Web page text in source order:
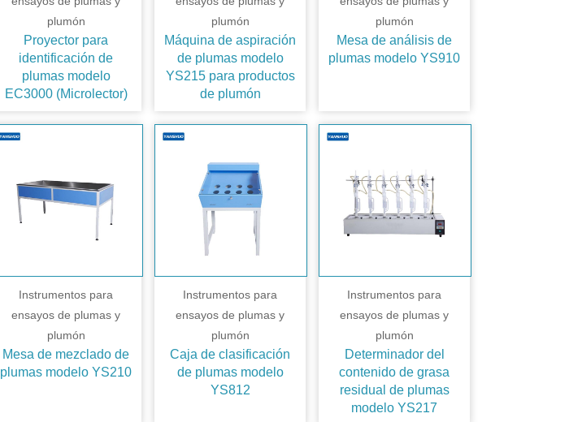
plumón
Proyector para
identificación de
plumas modelo
EC3000 (Microlector)
plumón
Máquina de aspiración
de plumas modelo
YS215 para productos
de plumón
plumón
Mesa de análisis de
plumas modelo YS910
Instrumentos para
ensayos de plumas y
plumón
Mesa de mezclado de
plumas modelo YS210
Instrumentos para
ensayos de plumas y
plumón
Caja de clasificación
de plumas modelo
YS812
Instrumentos para
ensayos de plumas y
plumón
Determinador del
contenido de grasa
residual de plumas
modelo YS217